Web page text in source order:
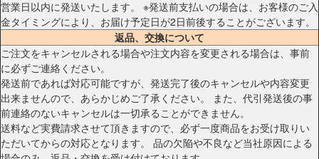
営業日以内に発送いたします。 ※発送前支払いの場合は、お客様のご入
金タイミングにより、お届け予定日が2日前後することがございます。
返品、交換について
ご注文をキャンセルされる場合や注文内容を変更される場合は、事前
に必ずご連絡ください。
発送前であれば対応可能ですが、発送完了後のキャンセルや内容変更
出来ませんので、あらかじめご了承ください。 また、代引発送後の事
前連絡のないキャンセルは一切承ることができません。
送料など実費請求させて頂きますので、必ず一度商品をお受け取りい
ただいてからの対応となります。 品の欠陥や不良など当社原因による